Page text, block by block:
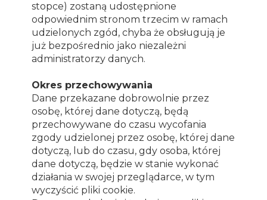
stopce) zostaną udostępnione
odpowiednim stronom trzecim w ramach
udzielonych zgód, chyba że obsługują je
już bezpośrednio jako niezależni
administratorzy danych.
Okres przechowywania
Dane przekazane dobrowolnie przez
osobę, której dane dotyczą, będą
przechowywane do czasu wycofania
zgody udzielonej przez osobę, której dane
dotyczą, lub do czasu, gdy osoba, której
dane dotyczą, będzie w stanie wykonać
działania w swojej przeglądarce, w tym
wyczyścić pliki cookie.